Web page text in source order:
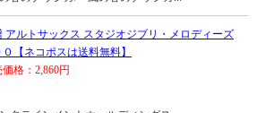
アルトサックス スタジオジブリ・メロディーズ
０【ネコポスは送料無料】
格：2,860円